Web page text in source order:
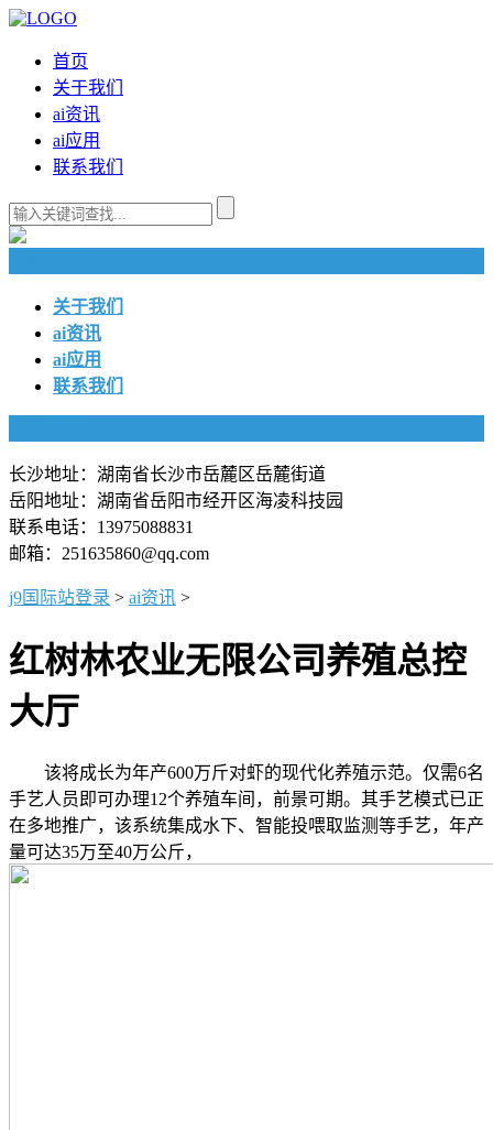
首页
关于我们
ai资讯
ai应用
联系我们
关于我们
ai资讯
ai应用
联系我们
长沙地址：湖南省长沙市岳麓区岳麓街道
岳阳地址：湖南省岳阳市经开区海凌科技园
联系电话：13975088831
邮箱：251635860@qq.com
j9国际站登录 > ai资讯 >
红树林农业无限公司养殖总控
大厅
该将成长为年产600万斤对虾的现代化养殖示范。仅需6名
手艺人员即可办理12个养殖车间，前景可期。其手艺模式已正
在多地推广，该系统集成水下、智能投喂取监测等手艺，年产
量可达35万至40万公斤，